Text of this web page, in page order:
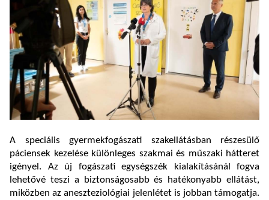
A speciális gyermekfogászati szakellátásban részesülő
páciensek kezelése különleges szakmai és műszaki hátteret
igényel. Az új fogászati egységszék kialakításánál fogva
lehetővé teszi a biztonságosabb és hatékonyabb ellátást,
miközben az aneszteziológiai jelenlétet is jobban támogatja.